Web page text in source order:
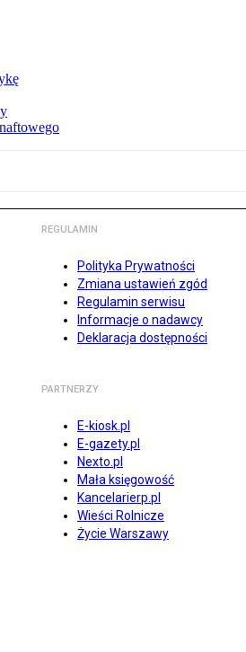
REGULAMIN
Polityka Prywatności
Zmiana ustawień zgód
Regulamin serwisu
Informacje o nadawcy
Deklaracja dostępności
PARTNERZY
E-kiosk.pl
E-gazety.pl
Nexto.pl
Mała księgowość
Kancelarierp.pl
Wieści Rolnicze
Życie Warszawy